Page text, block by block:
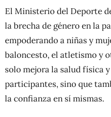
El Ministerio del Deporte
la brecha de género en la
empoderando a niñas y
baloncesto, el atletismo y
solo mejora la salud física
participantes, sino que
la confianza en sí mismas.